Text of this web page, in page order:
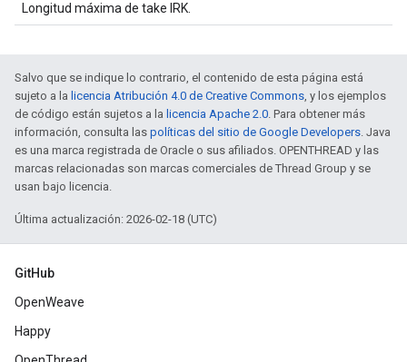
Longitud máxima de take IRK.
Salvo que se indique lo contrario, el contenido de esta página está
sujeto a la licencia Atribución 4.0 de Creative Commons, y los ejemplos
de código están sujetos a la licencia Apache 2.0. Para obtener más
información, consulta las políticas del sitio de Google Developers. Java
es una marca registrada de Oracle o sus afiliados. OPENTHREAD y las
marcas relacionadas son marcas comerciales de Thread Group y se
usan bajo licencia.
Última actualización: 2026-02-18 (UTC)
GitHub
OpenWeave
Happy